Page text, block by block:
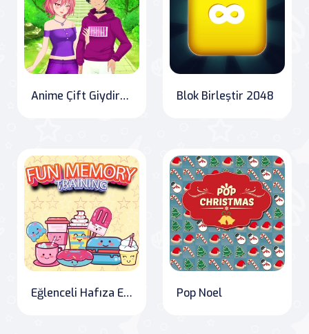
Anime Çift Giydirme Blok Birleştir 2048
Eğlenceli Hafıza Eğitimi Pop Noel